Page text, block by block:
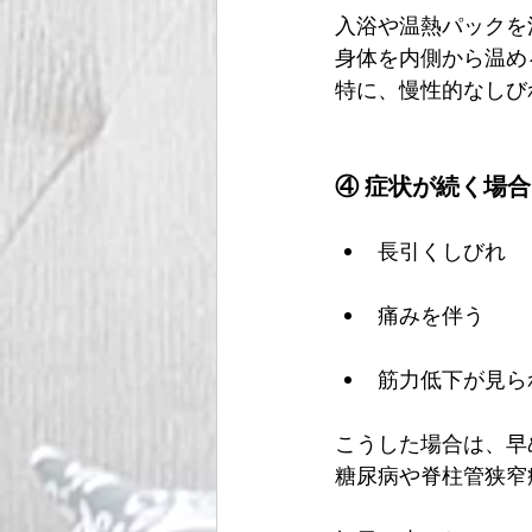
入浴や温熱パック
身体を内側から温
特に、慢性的なし
④ 症状が続く場
長引くしびれ
痛みを伴う
筋力低下が見
こうした場合は、
糖尿病や脊柱管狭